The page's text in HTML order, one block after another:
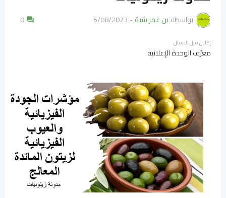
بواسطة بن عمر شبة-
6/08/2023
0
إعلان قبل المقال
معرّف الوحدة الإعلانية